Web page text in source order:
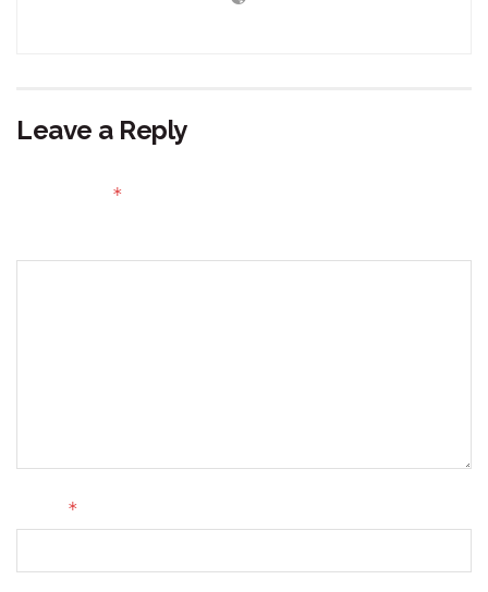
Leave a Reply
*
*